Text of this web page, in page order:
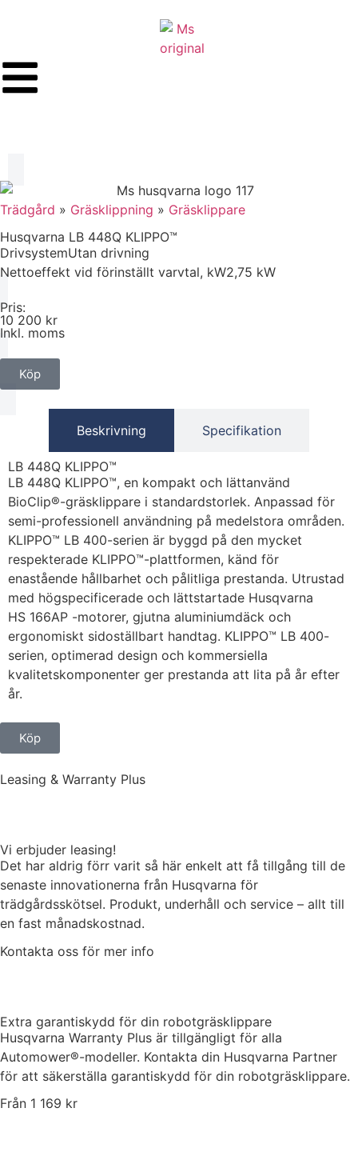
Trädgård » Gräsklippning » Gräsklippare
Husqvarna LB 448Q KLIPPO™
DrivsystemUtan drivning
Nettoeffekt vid förinställt varvtal, kW2,75 kW
Pris:
10 200 kr
Inkl. moms
Köp
Beskrivning Specifikation
LB 448Q KLIPPO™
LB 448Q KLIPPO™, en kompakt och lättanvänd
BioClip®-gräsklippare i standardstorlek. Anpassad för
semi-professionell användning på medelstora områden.
KLIPPO™ LB 400-serien är byggd på den mycket
respekterade KLIPPO™-plattformen, känd för
enastående hållbarhet och pålitliga prestanda. Utrustad
med högspecificerade och lättstartade Husqvarna
HS 166AP -motorer, gjutna aluminiumdäck och
ergonomiskt sidoställbart handtag. KLIPPO™ LB 400-
serien, optimerad design och kommersiella
kvalitetskomponenter ger prestanda att lita på år efter
år.
Köp
Leasing & Warranty Plus
Vi erbjuder leasing!
Det har aldrig förr varit så här enkelt att få tillgång till de
senaste innovationerna från Husqvarna för
trädgårdsskötsel. Produkt, underhåll och service – allt till
en fast månadskostnad.
Kontakta oss för mer info
Extra garantiskydd för din robotgräsklippare
Husqvarna Warranty Plus är tillgängligt för alla
Automower®-modeller. Kontakta din Husqvarna Partner
för att säkerställa garantiskydd för din robotgräsklippare.
Från 1 169 kr